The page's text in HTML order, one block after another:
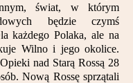
świat, w którym
będzie czymś
każdego Polaka, ale na
Wilno i jego okolice.
nad Starą Rossą 28
Nową Rossę sprzątali